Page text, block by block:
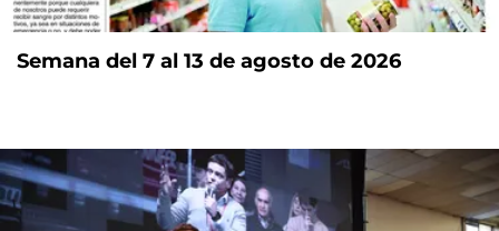
Semana del 7 al 13 de agosto de 2026